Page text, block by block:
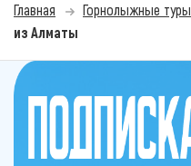
Главная Горнолыжные туры
из Алматы